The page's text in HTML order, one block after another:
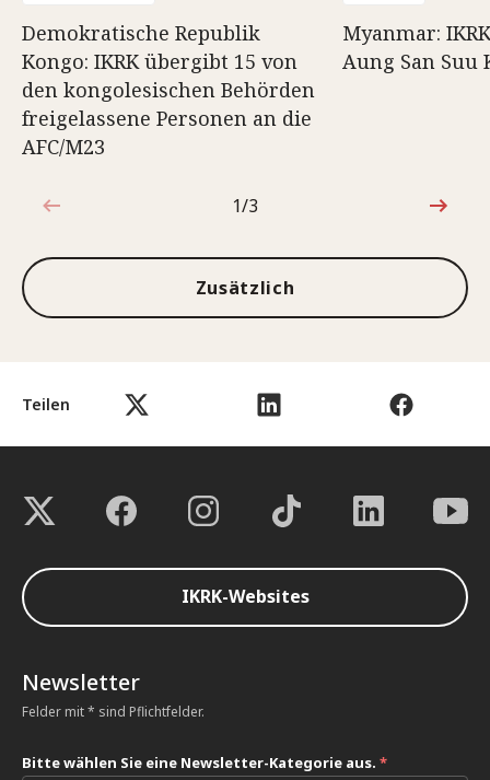
Teilen
Demokratische Republik
Kongo: IKRK übergibt 15 von
den kongolesischen Behörden
freigelassene Personen an die
AFC/M23
Myanmar:
Aung San Suu
1von3
1/3
Zusätzlich
IKRK-Websites
Newsletter
Felder mit * sind Pflichtfelder.
Bitte wählen Sie eine Newsletter-Kategorie aus. *